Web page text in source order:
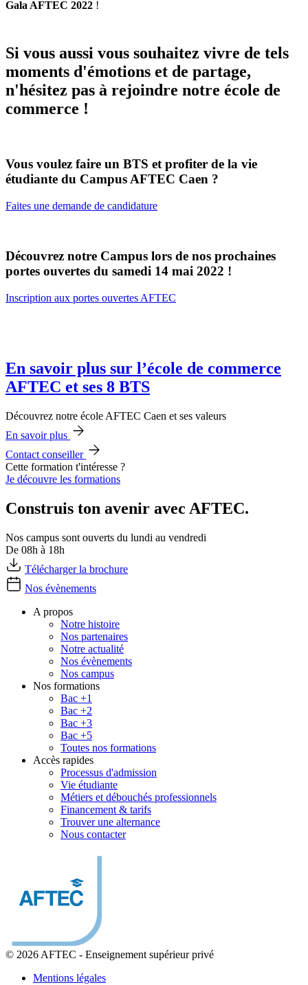
Gala AFTEC 2022 !
Si vous aussi vous souhaitez vivre de tels
moments d'émotions et de partage,
n'hésitez pas à rejoindre notre école de
commerce !
Vous voulez faire un BTS et profiter de la vie
étudiante du Campus AFTEC Caen ?
Faites une demande de candidature
Découvrez notre Campus lors de nos prochaines
portes ouvertes du samedi 14 mai 2022 !
Inscription aux portes ouvertes AFTEC
En savoir plus sur l’école de commerce
AFTEC et ses 8 BTS
Découvrez notre école AFTEC Caen et ses valeurs
En savoir plus
Contact conseiller
Cette formation t'intéresse ?
Je découvre les formations
Construis ton avenir avec AFTEC.
Nos campus sont ouverts du lundi au vendredi
De 08h à 18h
Télécharger la brochure
Nos évènements
A propos
Notre histoire
Nos partenaires
Notre actualité
Nos évènements
Nos campus
Nos formations
Bac +1
Bac +2
Bac +3
Bac +5
Toutes nos formations
Accès rapides
Processus d'admission
Vie étudiante
Métiers et débouchés professionnels
Financement & tarifs
Trouver une alternance
Nous contacter
© 2026 AFTEC - Enseignement supérieur privé
Mentions légales